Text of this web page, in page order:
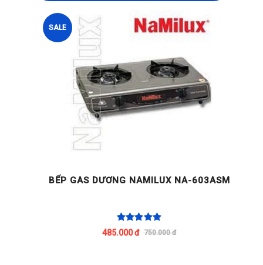
SALE
BẾP GAS DƯƠNG NAMILUX NA-603ASM
485.000 đ 750.000 đ